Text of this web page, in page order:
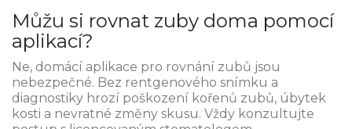
Můžu si rovnat zuby doma pomocí
aplikací?
Ne, domácí aplikace pro rovnání zubů jsou
nebezpečné. Bez rentgenového snímku a
diagnostiky hrozí poškození kořenů zubů, úbytek
kosti a nevratné změny skusu. Vždy konzultujte